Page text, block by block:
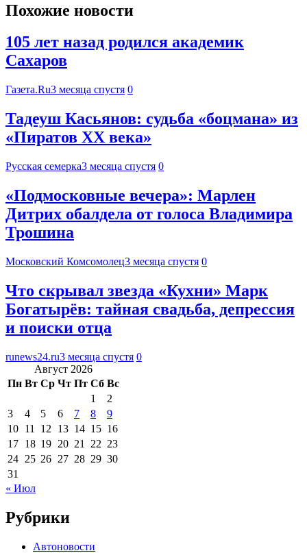
Похожие новости
105 лет назад родился академик
Сахаров
Газета.Ru3 месяца спустя 0
Тадеуш Касьянов: судьба «боцмана» из
«Пиратов XX века»
Русская семерка3 месяца спустя 0
«Подмосковные вечера»: Марлен
Дитрих обалдела от голоса Владимира
Трошина
Московский Комсомолец3 месяца спустя 0
Что скрывал звезда «Кухни» Марк
Богатырёв: тайная свадьба, депрессия
и поиски отца
runews24.ru3 месяца спустя 0
Август 2026
Пн Вт Ср Чт Пт Сб Вс
1
2
3
4 5 6 7 8
9
10 11 12 13 14 15 16
17 18 19 20 21 22 23
24 25 26 27 28 29 30
31
« Июл
Рубрики
Автоновости